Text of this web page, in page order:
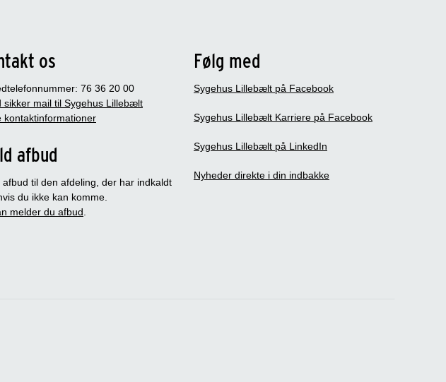
os
76 36 20 00
sikker mail til Sygehus Lillebælt
kontaktinformationer
afbud
afbud til den afdeling, der har indkaldt
du ikke kan komme.
melder du afbud
Følg med
Sygehus Lillebælt på Facebook
Sygehus Lillebælt Karriere på Facebook
Sygehus Lillebælt på LinkedIn
Nyheder direkte i din indbakke